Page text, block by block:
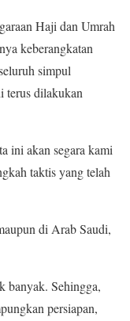
Haji dan Umrah
keberangkatan
simpul
terus dilakukan
ini akan segara kami
taktis yang telah
di Arab Saudi,
banyak. Sehingga,
persiapan,